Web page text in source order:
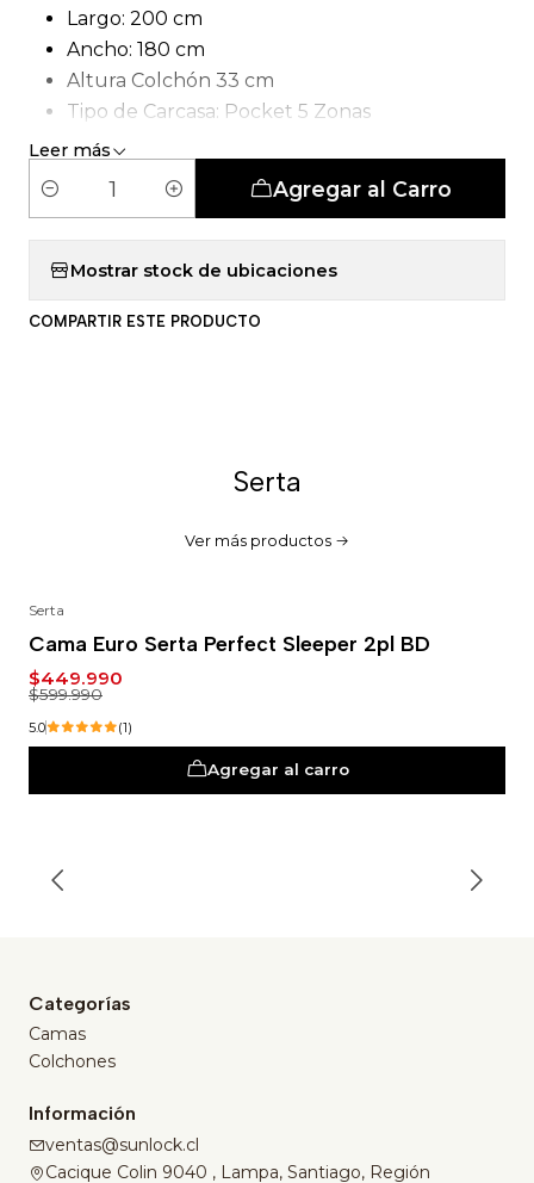
Largo: 200 cm
Ancho: 180 cm
Altura Colchón 33 cm
Tipo de Carcasa: Pocket 5 Zonas
Leer más
t
i
Agregar al Carro
Mostrar stock de ubicaciones
COMPARTIR ESTE PRODUCTO
Serta
Ver más productos
Serta
Cama Euro Serta Perfect Sleeper 2pl BD
$449.990
$599.990
5.0 (1)
Agregar al carro
Categorías
Camas
Colchones
Información
ventas@sunlock.cl
Cacique Colin 9040 , Lampa, Santiago, Región